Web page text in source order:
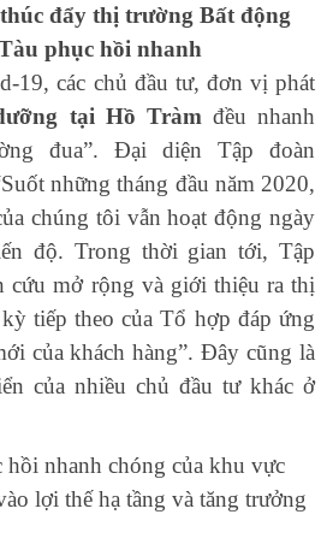
đẩy thị trường Bất động
phục hồi nhanh
19, các chủ đầu tư, đơn vị phát
tại Hồ Tràm đều nhanh
đua”. Đại diện Tập đoàn
những tháng đầu năm 2020,
chúng tôi vẫn hoạt động ngày
độ. Trong thời gian tới, Tập
cứu mở rộng và giới thiệu ra thị
tiếp theo của Tổ hợp đáp ứng
của khách hàng”. Đây cũng là
của nhiều chủ đầu tư khác ở
hồi nhanh chóng của khu vực
lợi thế hạ tầng và tăng trưởng